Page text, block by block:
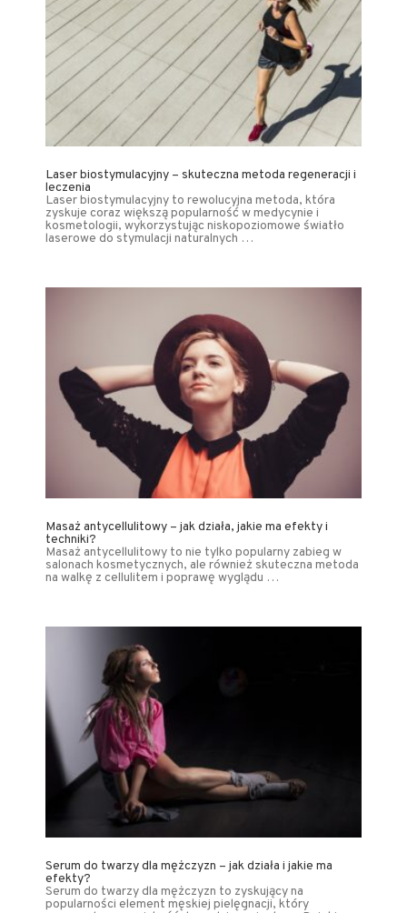
Laser biostymulacyjny – skuteczna metoda regeneracji i
leczenia
Laser biostymulacyjny to rewolucyjna metoda, która
zyskuje coraz większą popularność w medycynie i
kosmetologii, wykorzystując niskopoziomowe światło
laserowe do stymulacji naturalnych …
Masaż antycellulitowy – jak działa, jakie ma efekty i
techniki?
Masaż antycellulitowy to nie tylko popularny zabieg w
salonach kosmetycznych, ale również skuteczna metoda
na walkę z cellulitem i poprawę wyglądu …
Serum do twarzy dla mężczyzn – jak działa i jakie ma
efekty?
Serum do twarzy dla mężczyzn to zyskujący na
popularności element męskiej pielęgnacji, który